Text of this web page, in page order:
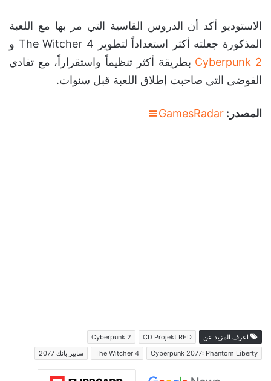
الاستوديو أكد أن الدروس القاسية التي مر بها مع اللعبة
المذكورة جعلته أكثر استعداداً لتطوير The Witcher 4 و
Cyberpunk 2 بطريقة أكثر تنظيماً واستقراراً، مع تفادي
الفوضى التي صاحبت إطلاق اللعبة قبل سنوات.
المصدر: GamesRadar
اعرف المزيد عن CD Projekt RED
Cyberpunk 2
Cyberpunk 2077: Phantom Liberty
The Witcher 4 سايبر بانك 2077